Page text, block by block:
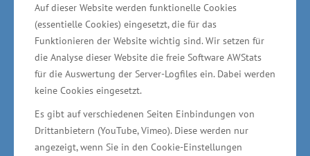
Auf dieser Website werden funktionelle Cookies
(essentielle Cookies) eingesetzt, die für das
Funktionieren der Website wichtig sind. Wir setzen für
die Analyse dieser Website die freie Software AWStats
für die Auswertung der Server-Logfiles ein. Dabei werden
keine Cookies eingesetzt.
Es gibt auf verschiedenen Seiten Einbindungen von
Drittanbietern (YouTube, Vimeo). Diese werden nur
angezeigt, wenn Sie in den Cookie-Einstellungen
Förderung von Forschung, Entwicklung und
Innovation in Mecklenburg-Vorpommern
stehen in der EU-Förderperiode 2014 bis 2020
Mittel in Höhe von insgesamt 168 Millionen
Euro aus Mitteln des Europäischen Fonds für
regionale Entwicklung (EFRE) zur Verfügung.